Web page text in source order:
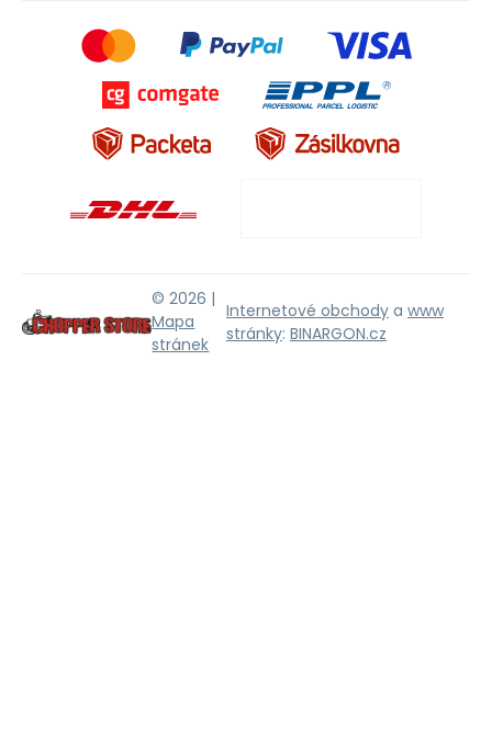
© 2026 |
Mapa
stránek
Internetové obchody a www
stránky: BINARGON.cz